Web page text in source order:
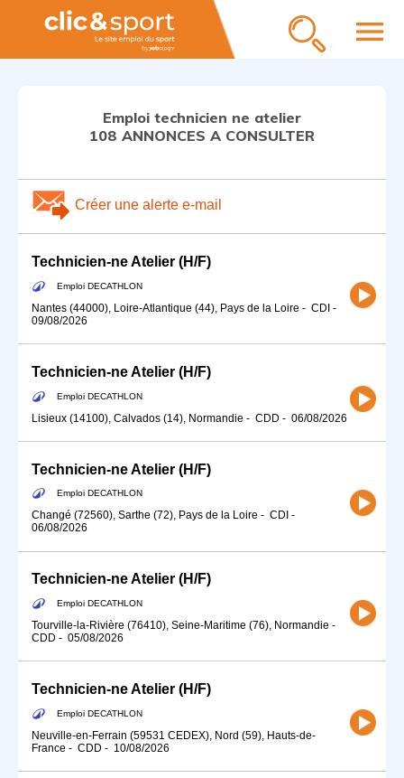
menu
Emploi technicien ne atelier
108 ANNONCES A CONSULTER
Créer une alerte e-mail
Technicien-ne Atelier (H/F)
Emploi DECATHLON
Nantes (44000), Loire-Atlantique (44), Pays de la Loire - CDI -
09/08/2026
Technicien-ne Atelier (H/F)
Emploi DECATHLON
Lisieux (14100), Calvados (14), Normandie - CDD - 06/08/2026
Technicien-ne Atelier (H/F)
Emploi DECATHLON
Changé (72560), Sarthe (72), Pays de la Loire - CDI -
06/08/2026
Technicien-ne Atelier (H/F)
Emploi DECATHLON
Tourville-la-Rivière (76410), Seine-Maritime (76), Normandie -
CDD - 05/08/2026
Technicien-ne Atelier (H/F)
Emploi DECATHLON
Neuville-en-Ferrain (59531 CEDEX), Nord (59), Hauts-de-
France - CDD - 10/08/2026